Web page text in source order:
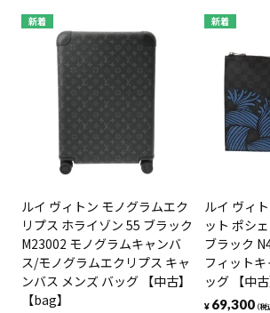
新着
ルイ ヴィトン モノグラムエク
リプス ホライゾン 55 ブラック
M23002 モノグラムキャンバ
ス/モノグラムエクリプス キャ
ンバス メンズ バッグ 【中古】
【bag】
新着
ルイ ヴィ
ット ポシ
ブラック
フィット
ッグ 【中
¥ 69,300（税